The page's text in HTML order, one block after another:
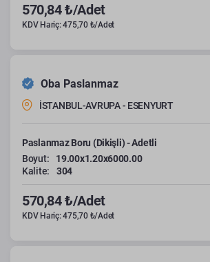
570,84 ₺/Adet
KDV Hariç: 475,70 ₺/Adet
Oba Paslanmaz
İSTANBUL-AVRUPA - ESENYURT
Paslanmaz Boru (Dikişli) - Adetli
Boyut:
19.00x1.20x6000.00
Kalite:
304
570,84 ₺/Adet
KDV Hariç: 475,70 ₺/Adet